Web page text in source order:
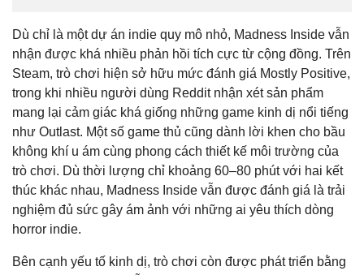
Dù chỉ là một dự án indie quy mô nhỏ, Madness Inside vẫn
nhận được khá nhiều phản hồi tích cực từ cộng đồng. Trên
Steam, trò chơi hiện sở hữu mức đánh giá Mostly Positive,
trong khi nhiều người dùng Reddit nhận xét sản phẩm
mang lại cảm giác khá giống những game kinh dị nổi tiếng
như Outlast. Một số game thủ cũng dành lời khen cho bầu
không khí u ám cùng phong cách thiết kế môi trường của
trò chơi. Dù thời lượng chỉ khoảng 60–80 phút với hai kết
thúc khác nhau, Madness Inside vẫn được đánh giá là trải
nghiệm đủ sức gây ám ảnh với những ai yêu thích dòng
horror indie.
Bên cạnh yếu tố kinh dị, trò chơi còn được phát triển bằng